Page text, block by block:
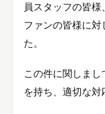
員スタッフの皆
ファンの皆様に
た。
この件に関しま
を持ち、適切な対